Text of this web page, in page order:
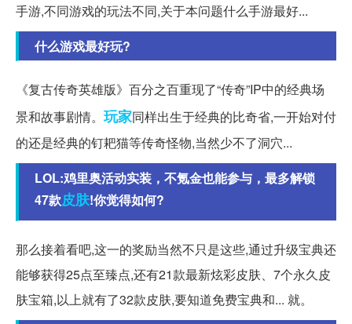
手游,不同游戏的玩法不同,关于本问题什么手游最好...
什么游戏最好玩?
《复古传奇英雄版》百分之百重现了“传奇”IP中的经典场
景和故事剧情。 玩家同样出生于经典的比奇省,一开始对付
的还是经典的钉耙猫等传奇怪物,当然少不了洞穴...
LOL:鸡里奥活动实装，不氪金也能参与，最多解锁
47款皮肤!你觉得如何?
那么接着看吧,这一的奖励当然不只是这些,通过升级宝典还
能够获得25点至臻点,还有21款最新炫彩皮肤、7个永久皮
肤宝箱,以上就有了32款皮肤,要知道免费宝典和... 就。